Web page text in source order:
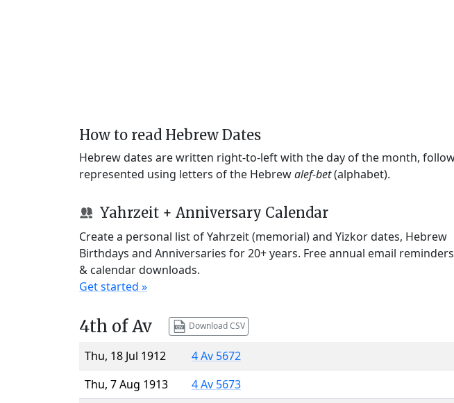
How to read Hebrew Dates
Hebrew dates are written right-to-left with the day of the month,
represented using letters of the Hebrewalef-bet(alphabet).
Yahrzeit + Anniversary Calendar
Create a personal list of Yahrzeit (memorial) and Yizkor dates, Hebrew
Birthdays and Anniversaries for 20+ years. Free annual email reminders
& calendar downloads.
Get started »
4th of Av Download CSV
Thu, 18 Jul 1912
4 Av 5672
Thu, 7 Aug 1913
4 Av 5673